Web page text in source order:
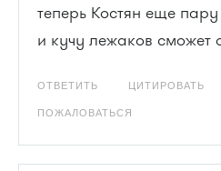
теперь Костян еще
и кучу лежаков сможет
ОТВЕТИТЬ ЦИТИРОВАТЬ
ПОЖАЛОВАТЬСЯ